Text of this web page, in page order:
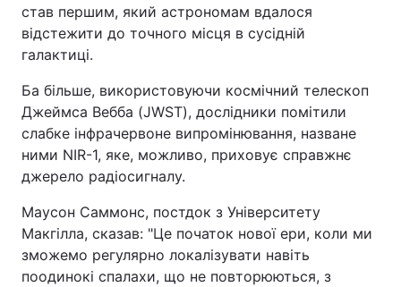
став першим, який астрономам вдалося
відстежити до точного місця в сусідній
галактиці.
Ба більше, використовуючи космічний телескоп
Джеймса Вебба (JWST), дослідники помітили
слабке інфрачервоне випромінювання, назване
ними NIR-1, яке, можливо, приховує справжнє
джерело радіосигналу.
Маусон Саммонс, постдок з Університету
Макгілла, сказав: "Це початок нової ери, коли ми
зможемо регулярно локалізувати навіть
поодинокі спалахи, що не повторюються, з